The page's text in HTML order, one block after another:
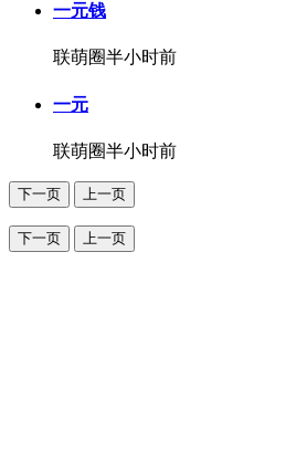
一元钱
联萌圈半小时前
一元
联萌圈半小时前
下一页 上一页
下一页 上一页